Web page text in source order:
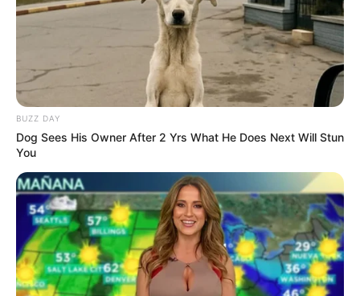
(foto: instagram/asty_ananta)
FAQ
Siapa Asty Ananta?
BUZZ DAY
Dog Sees His Owner After 2 Yrs What He Does Next Will Stun
You